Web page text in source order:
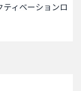
ィベーションロ